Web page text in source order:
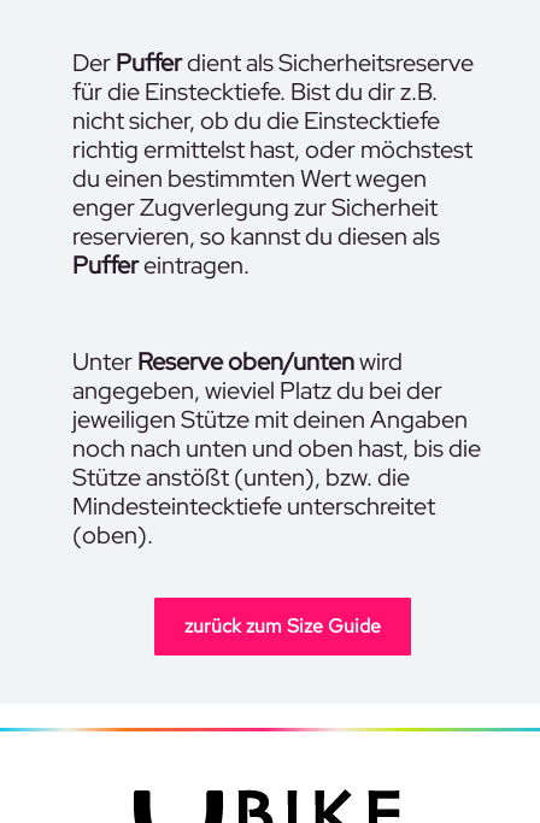
DerPufferdient als Sicherheitsreserve
für die Einstecktiefe. Bist du dir z.B.
nicht sicher, ob du die Einstecktiefe
richtig ermittelst hast, oder möchstest
du einen bestimmten Wert wegen
enger Zugverlegung zur Sicherheit
reservieren, so kannst du diesen als
Puffereintragen.
UnterReserve oben/untenwird
angegeben, wieviel Platz du bei der
jeweiligen Stütze mit deinen Angaben
noch nach unten und oben hast, bis die
Stütze anstößt (unten), bzw. die
Mindesteintecktiefe unterschreitet
(oben).
zurück zum Size Guide